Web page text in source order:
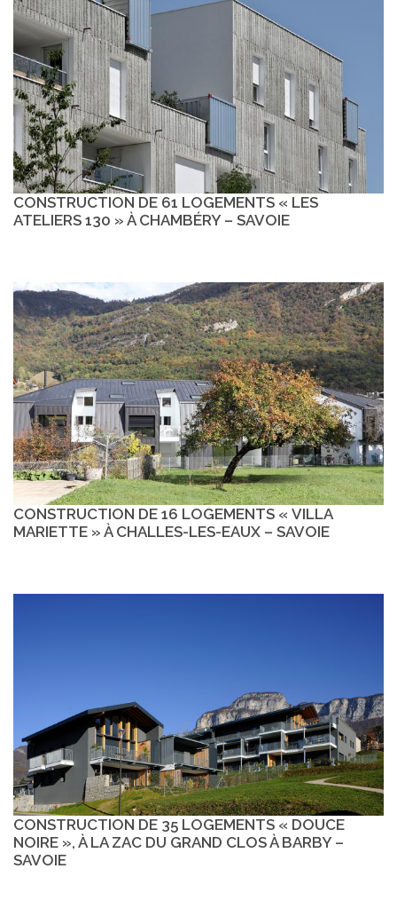
CONSTRUCTION DE 61 LOGEMENTS « LES
ATELIERS 130 » À CHAMBÉRY – SAVOIE
CONSTRUCTION DE 16 LOGEMENTS « VILLA
MARIETTE » À CHALLES-LES-EAUX – SAVOIE
CONSTRUCTION DE 35 LOGEMENTS « DOUCE
NOIRE », À LA ZAC DU GRAND CLOS À BARBY –
SAVOIE